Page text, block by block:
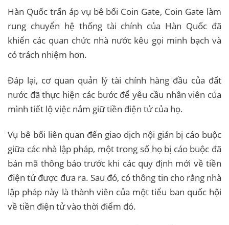
Hàn Quốc trấn áp vụ bê bối Coin Gate, Coin Gate làm
rung chuyển hệ thống tài chính của Hàn Quốc đã
khiến các quan chức nhà nước kêu gọi minh bạch và
có trách nhiệm hơn.
Đáp lại, cơ quan quản lý tài chính hàng đầu của đất
nước đã thực hiện các bước để yêu cầu nhân viên của
mình tiết lộ việc nắm giữ tiền điện tử của họ.
Vụ bê bối liên quan đến giao dịch nội gián bị cáo buộc
giữa các nhà lập pháp, một trong số họ bị cáo buộc đã
bán mã thông báo trước khi các quy định mới về tiền
điện tử được đưa ra. Sau đó, có thông tin cho rằng nhà
lập pháp này là thành viên của một tiểu ban quốc hội
về tiền điện tử vào thời điểm đó.